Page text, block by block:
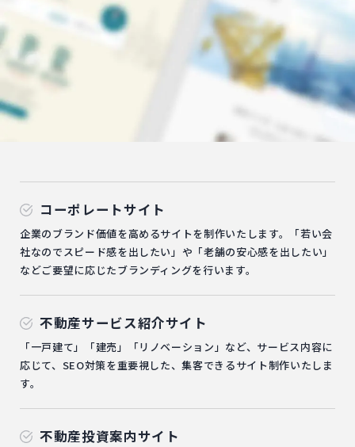
コーポレートサイト
企業のブランド価値を高めるサイトを制作いたします。「若い会
社なのでスピード感を出したい」や「老舗の安心感を出したい」
などご要望に応じたブランディングを行います。
不動産サービス紹介サイト
「一戸建て」「建売」「リノベーション」など、サービス内容に
応じて、SEO対策を重要視した、集客できるサイト制作いたしま
す。
不動産投資案内サイト